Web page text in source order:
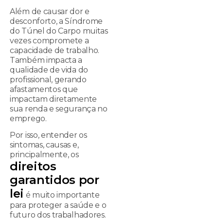
Além de causar dor e
desconforto, a Síndrome
do Túnel do Carpo muitas
vezes compromete a
capacidade de trabalho.
Também impacta a
qualidade de vida do
profissional, gerando
afastamentos que
impactam diretamente
sua renda e segurança no
emprego.
Por isso, entender os
sintomas, causas e,
principalmente, os
direitos
garantidos por
lei é muito importante
para proteger a saúde e o
futuro dos trabalhadores.